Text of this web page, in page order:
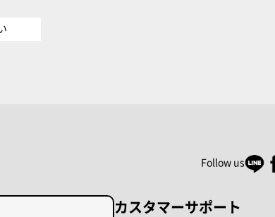
Follow us
カスタマーサポート